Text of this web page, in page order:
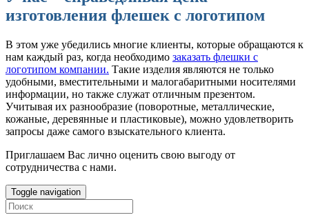
изготовления флешек с логотипом
В этом уже убедились многие клиенты, которые обращаются к
нам каждый раз, когда необходимо заказать флешки с
логотипом компании. Такие изделия являются не только
удобными, вместительными и малогабаритными носителями
информации, но также служат отличным презентом.
Учитывая их разнообразие (поворотные, металлические,
кожаные, деревянные и пластиковые), можно удовлетворить
запросы даже самого взыскательного клиента.
Приглашаем Вас лично оценить свою выгоду от
сотрудничества с нами.
Toggle navigation